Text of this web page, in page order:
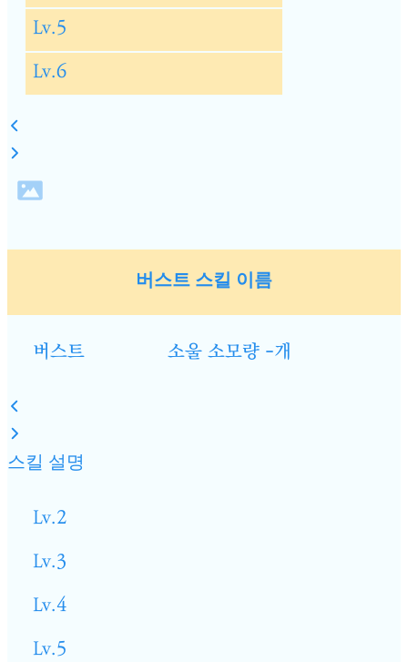
Lv.5
Lv.6
버스트 스킬 이름
버스트 소울 소모량 -개
스킬 설명
Lv.2
Lv.3
Lv.4
Lv.5